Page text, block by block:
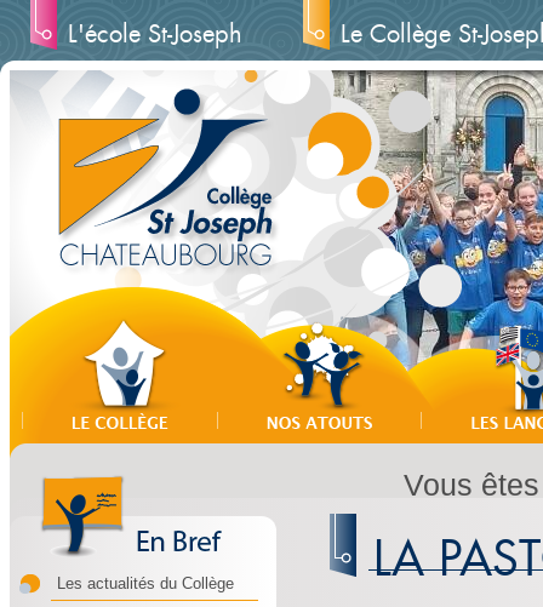
L'école St-Joseph Le Collège St-
Les actualités du Collège
Vous
LA